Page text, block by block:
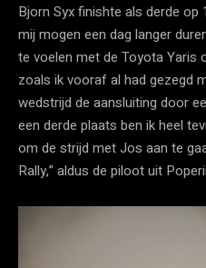
Bjorn Syx finishte als derde op
mij mogen een dag langer
te voelen met de Toyota Yaris
zoals ik vooraf al had gezegd
wedstrijd de aansluiting door
een derde plaats ben ik heel
om de strijd met Jos aan te
Rally,” aldus de piloot uit